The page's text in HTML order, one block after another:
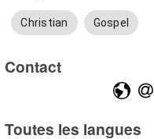
Christian Gospel
Contact
Toutes les langues